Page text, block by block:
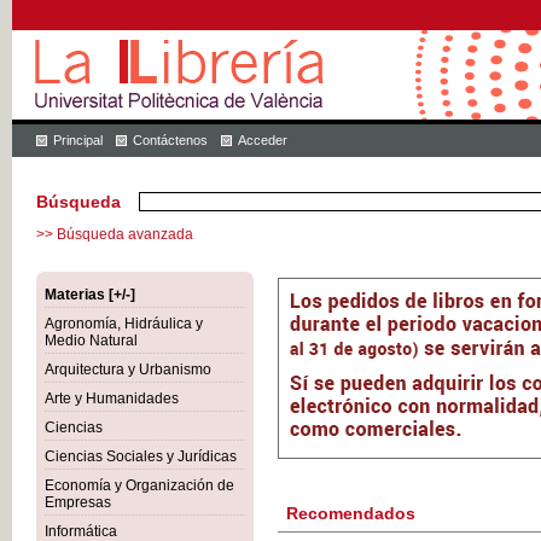
Principal Contáctenos Acceder
Búsqueda
>> Búsqueda avanzada
Materias [+/-]
Agronomía, Hidráulica y
Medio Natural
Arquitectura y Urbanismo
Arte y Humanidades
Ciencias
Ciencias Sociales y Jurídicas
Economía y Organización de
Empresas
Informática
Recomendados